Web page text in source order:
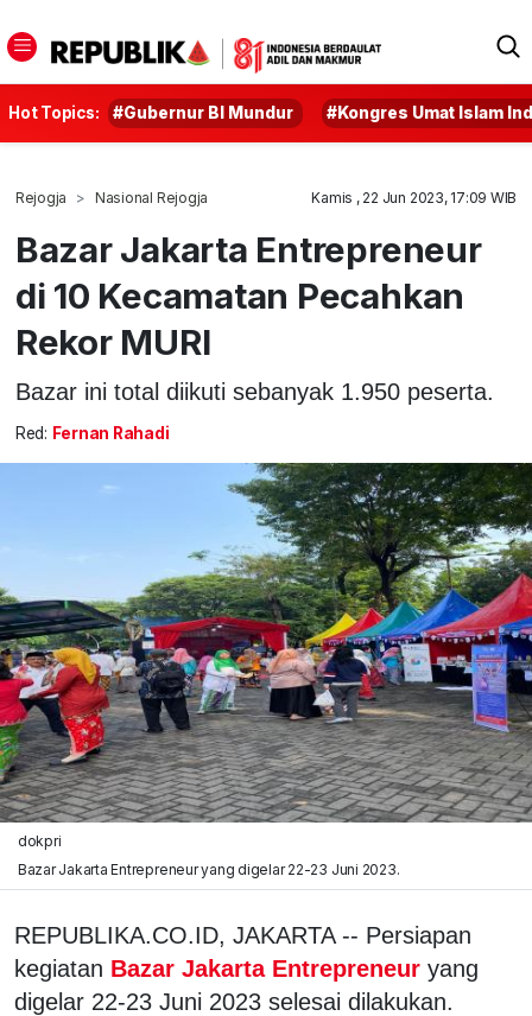
Hot Topics: #Gubernur BI Mundur #Kongres Umat Islam
Rejogja Nasional Rejogja Kamis , 22 Jun 2023, 17:09 WIB
Bazar Jakarta Entrepreneur
di 10 Kecamatan Pecahkan
Rekor MURI
Bazar ini total diikuti sebanyak 1.950 peserta.
Red: Fernan Rahadi
dokpri
Bazar Jakarta Entrepreneur yang digelar 22-23 Juni 2023.
REPUBLIKA.CO.ID, JAKARTA -- Persiapan
kegiatan Bazar Jakarta Entrepreneur yang
digelar 22-23 Juni 2023 selesai dilakukan.